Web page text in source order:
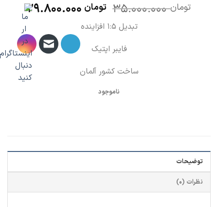
تومان35.000.000 تومان
تبدیل 1:5 افزاینده
فایبر اپتیک
ساخت کشور آلمان
ناموجود
توضیحات
نظرات (0)